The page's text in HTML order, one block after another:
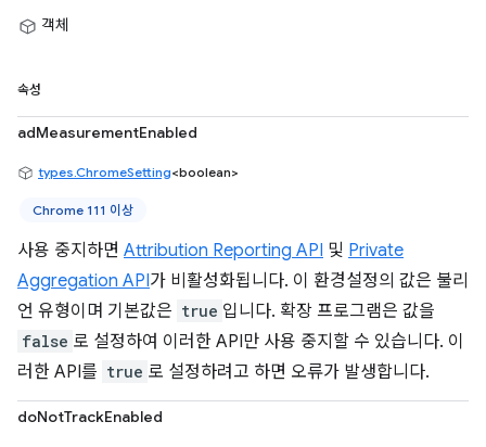
객체
속성
adMeasurementEnabled
types.ChromeSetting<boolean>
Chrome 111 이상
사용 중지하면 Attribution Reporting API 및 Private
Aggregation API가 비활성화됩니다. 이 환경설정의 값은 불리
언 유형이며 기본값은 true 입니다. 확장 프로그램은 값을
false 로 설정하여 이러한 API만 사용 중지할 수 있습니다. 이
러한 API를 true 로 설정하려고 하면 오류가 발생합니다.
doNotTrackEnabled